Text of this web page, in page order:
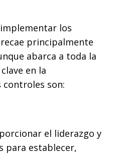
los
principalmente
abarca a toda la
en la
son:
el liderazgo y
para establecer,